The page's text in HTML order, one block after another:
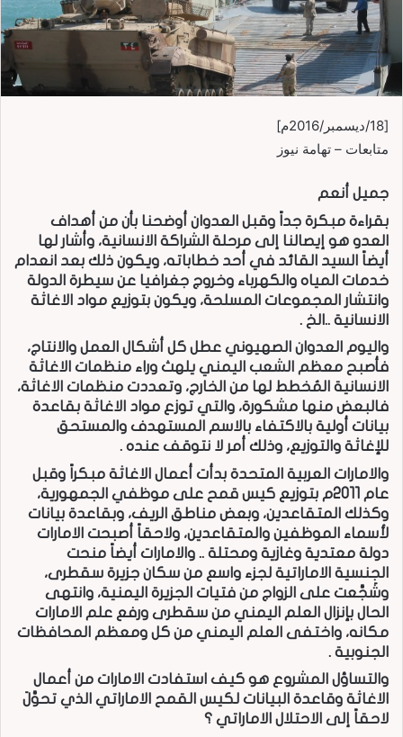
[18/ديسمبر/2016م]
متابعات – تهامة نيوز
جميل أنعم
بقراءة مبكرة جداً وقبل العدوان أوضحنا بأن من أهداف
العدو هو إيصالنا إلى مرحلة الشراكة الانسانية، وأشار لها
أيضاً السيد القائد في أحد خطاباته، ويكون ذلك بعد انعدام
خدمات المياه والكهرباء وخروج جغرافيا عن سيطرة الدولة
وانتشار المجموعات المسلحة، ويكون بتوزيع مواد الاغاثة
الانسانية ..الخ .
واليوم العدوان الصهيوني عطل كل أشكال العمل والانتاج،
فأصبح معظم الشعب اليمني يلهث وراء منظمات الاغاثة
الانسانية المُخطط لها من الخارج، وتعددت منظمات الاغاثة،
فالبعض منها مشكورة، والتي توزع مواد الاغاثة بقاعدة
بيانات أولية بالاكتفاء بالاسم المستهدف والمستحق
للإغاثة والتوزيع، وذلك أمر لا نتوقف عنده .
والامارات العربية المتحدة بدأت أعمال الاغاثة مبكراً وقبل
عام 2011م بتوزيع كيس قمح على موظفي الجمهورية،
وكذلك المتقاعدين، وبعض مناطق الريف، وبقاعدة بيانات
لأسماء الموظفين والمتقاعدين، ولاحقاً أصبحت الامارات
دولة معتدية وغازية ومحتلة .. والامارات أيضاً منحت
الجنسية الاماراتية لجزء واسع من سكان جزيرة سقطرى،
وشَجَّعت على الزواج من فتيات الجزيرة اليمنية، وانتهى
الحال بإنزال العلم اليمني من سقطرى ورفع علم الامارات
مكانه، واختفى العلم اليمني من كل ومعظم المحافظات
الجنوبية .
والتساؤل المشروع هو كيف استفادت الامارات من أعمال
الاغاثة وقاعدة البيانات لكيس القمح الاماراتي الذي تحوَّلَ
لاحقاً إلى الاحتلال الاماراتي ؟